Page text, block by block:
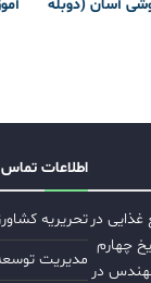
آسان (دوبله
غذایی در
چهارم
روز مهندس در
اطلاعات تماس
تحریریه
مدیریت توسعه